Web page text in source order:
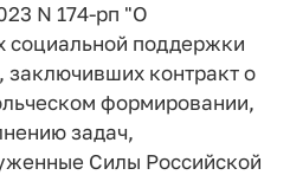
N 174-рп "О
социальной поддержки
контракт о
формировании,
задач,
Силы Российской